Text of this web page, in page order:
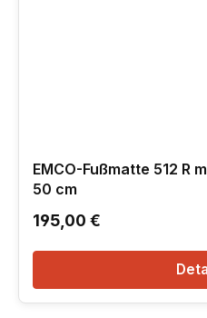
EMCO-Fußmatte 512 R
50 cm
Regulärer Preis:
195,00 €